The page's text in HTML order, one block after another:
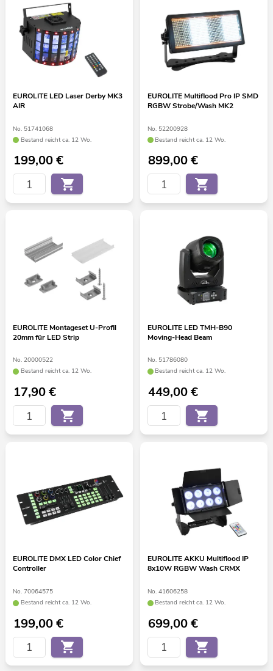
EUROLITE LED Laser Derby MK3
AIR
No. 51741068
Bestand reicht ca. 12 Wo.
199,00€
EUROLITE Multiflood Pro IP SMD
RGBW Strobe/Wash MK2
No. 52200928
Bestand reicht ca. 12 Wo.
899,00€
EUROLITE Montageset U-Profil
20mm für LED Strip
No. 20000522
Bestand reicht ca. 12 Wo.
17,90€
EUROLITE LED TMH-B90
Moving-Head Beam
No. 51786080
Bestand reicht ca. 12 Wo.
449,00€
EUROLITE DMX LED Color Chief
Controller
No. 70064575
Bestand reicht ca. 12 Wo.
199,00€
EUROLITE AKKU Multiflood IP
8x10W RGBW Wash CRMX
No. 41606258
Bestand reicht ca. 12 Wo.
699,00€